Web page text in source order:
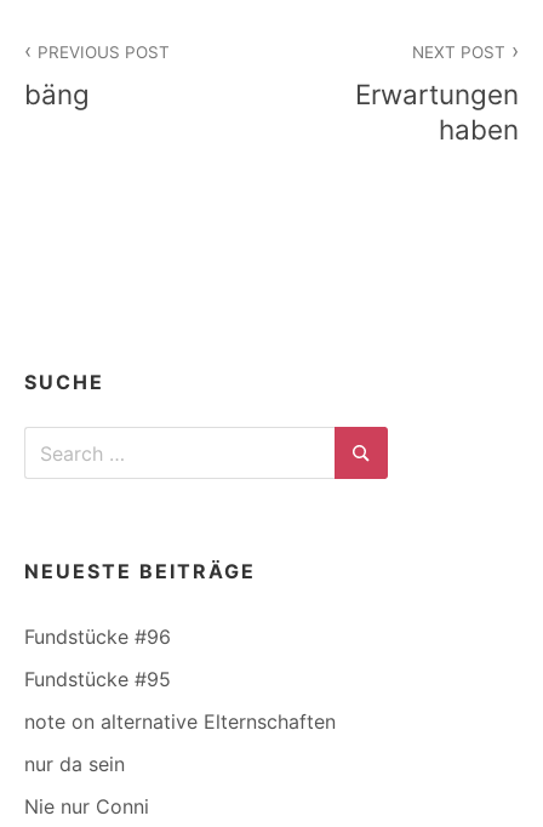
PREVIOUS POST
bäng
NEXT POST
Erwartungen
haben
SUCHE
Search
for:
Search
NEUESTE BEITRÄGE
Fundstücke #96
Fundstücke #95
note on alternative Elternschaften
nur da sein
Nie nur Conni